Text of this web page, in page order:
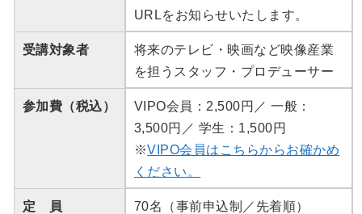
URLをお知らせいたします。
受講対象者
将来のテレビ・映画など映像産業
を担うスタッフ・プロデューサー
参加費（税込）
VIPO会員：2,500円／ 一般：
3,500円／ 学生：1,500円
※VIPO会員はこちらからお確かめ
ください。
定 員 70名（事前申込制／先着順）